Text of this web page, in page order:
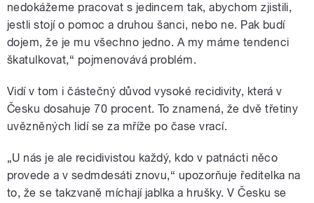
nedokážeme pracovat s jedincem tak, abychom zjistili,
jestli stojí o pomoc a druhou šanci, nebo ne. Pak budí
dojem, že je mu všechno jedno. A my máme tendenci
škatulkovat,“ pojmenovává problém.
Vidí v tom i částečný důvod vysoké recidivity, která v
Česku dosahuje 70 procent. To znamená, že dvě třetiny
uvězněných lidí se za mříže po čase vrací.
„U nás je ale recidivistou každý, kdo v patnácti něco
provede a v sedmdesáti znovu,“ upozorňuje ředitelka na
to, že se takzvaně míchají jablka a hrušky. V Česku se